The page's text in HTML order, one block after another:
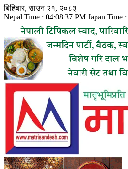
Skip
to
content
बिहिबार, साउन २१, २०८३
Nepal Time : 04:08:38 PM Japan Time :